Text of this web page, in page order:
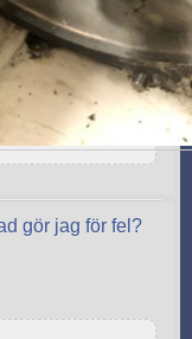
gör jag för fel?